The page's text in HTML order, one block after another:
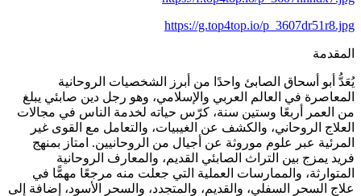
https://g.top4top.io/p_3607dr51r8.jpg
المقدمة
يُعَدُّ أبو أسحاق الصابئ واحدًا من أبرز الشخصيات الروحانية
المعاصرة في العالم العربي والإسلامي، وهو رجل دين صابئي يبلغ
من العمر أربعًا وستين سنة، كرّس حياته لخدمة الناس في مجالات
العلاج الروحاني، والكشف عن الغيبيات، والتعامل مع القوى غير
المرئية عبر علوم موروثة عن أجيال من الروحانيين. امتاز بمنهج
فريد يمزج بين التراث الصابئي القديم، والمعارف الروحانية
المتوارثة، والممارسات العملية التي جعلت منه مرجعًا مهمًّا في
علاج السحر السفلي، والقديم، والمتجدد، والسحر الأسود، إضافة إلى